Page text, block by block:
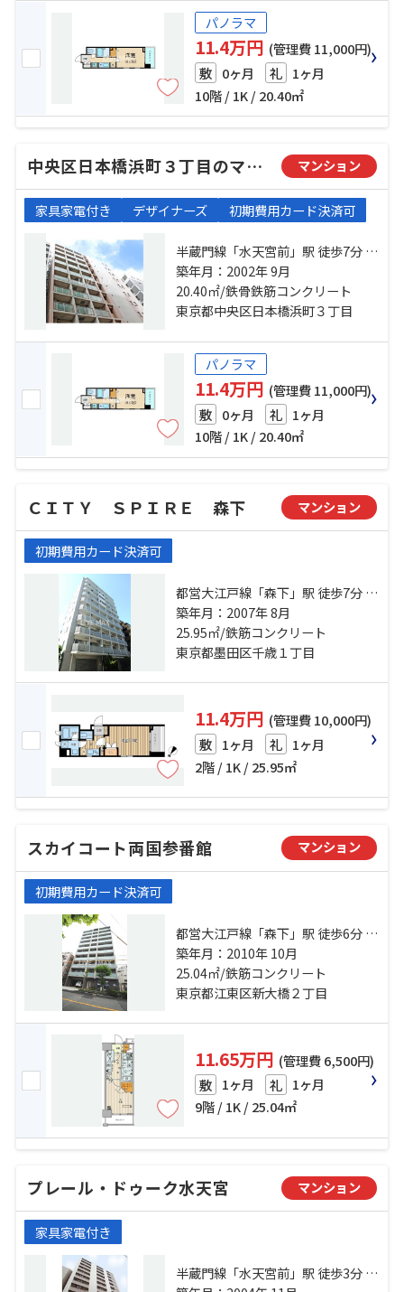
パノラマ
11.4万円 (管理費 11,000円)
敷 0ヶ月 礼 1ヶ月
10階 / 1K / 20.40㎡
中央区日本橋浜町３丁目のマンション マンション
家具家電付き デザイナーズ 初期費用カード決済可
半蔵門線「水天宮前」駅 徒歩7分 都
営新宿線「浜町」駅 徒歩5分 日比谷
線「人形町」駅 徒歩11分
築年月：2002年 9月
20.40㎡/鉄骨鉄筋コンクリート
東京都中央区日本橋浜町３丁目
パノラマ
11.4万円 (管理費 11,000円)
敷 0ヶ月 礼 1ヶ月
10階 / 1K / 20.40㎡
ＣＩＴＹ ＳＰＩＲＥ 森下 マンション
初期費用カード決済可
都営大江戸線「森下」駅 徒歩7分 総
武線「両国」駅 徒歩10分 都営新宿
線「浜町」駅 徒歩13分
築年月：2007年 8月
25.95㎡/鉄筋コンクリート
東京都墨田区千歳１丁目
11.4万円 (管理費 10,000円)
敷 1ヶ月 礼 1ヶ月
2階 / 1K / 25.95㎡
スカイコート両国参番館 マンション
初期費用カード決済可
都営大江戸線「森下」駅 徒歩6分 総
武線「両国」駅 徒歩8分 都営新宿線
「浜町」駅 徒歩13分
築年月：2010年 10月
25.04㎡/鉄筋コンクリート
東京都江東区新大橋２丁目
11.65万円 (管理費 6,500円)
敷 1ヶ月 礼 1ヶ月
9階 / 1K / 25.04㎡
プレール・ドゥーク水天宮 マンション
家具家電付き
半蔵門線「水天宮前」駅 徒歩3分 日